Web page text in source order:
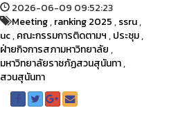
2026-06-09 09:52:23
Meeting,ranking 2025,ssru,
uc,คณะกรรมการติดตามฯ,ประชุม,
ฝ่ายกิจการสภามหาวิทยาลัย,
มหาวิทยาลัยราชภัฏสวนสุนันทา,
สวนสุนันทา